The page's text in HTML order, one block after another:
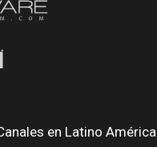
en Latino América